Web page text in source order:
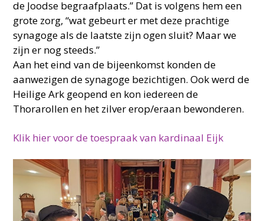
de Joodse begraafplaats.” Dat is volgens hem een
grote zorg, “wat gebeurt er met deze prachtige
synagoge als de laatste zijn ogen sluit? Maar we
zijn er nog steeds.”
Aan het eind van de bijeenkomst konden de
aanwezigen de synagoge bezichtigen. Ook werd de
Heilige Ark geopend en kon iedereen de
Thorarollen en het zilver erop/eraan bewonderen.
Klik hier voor de toespraak van kardinaal Eijk